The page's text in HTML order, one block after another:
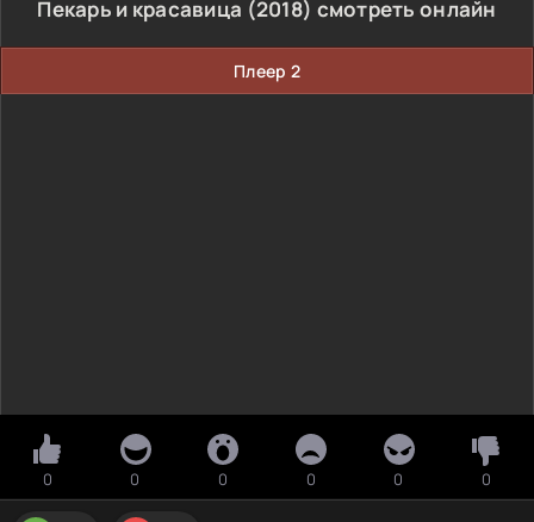
Пекарь и красавица (2018) смотреть онлайн
Плеер 2
0 0 0 0 0 0